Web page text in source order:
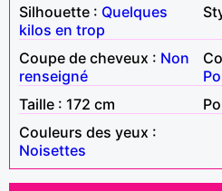
Silhouette : Quelques
kilos en trop
Coupe de cheveux : Non
renseigné
Taille : 172 cm
Couleurs des yeux :
Noisettes